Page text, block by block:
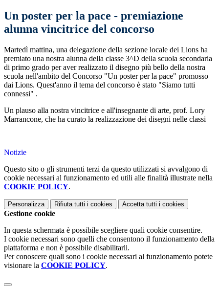
Un poster per la pace - premiazione
alunna vincitrice del concorso
Martedì mattina, una delegazione della sezione locale dei Lions ha
premiato una nostra alunna della classe 3^D della scuola secondaria
di primo grado per aver realizzato il disegno più bello della nostra
scuola nell'ambito del Concorso "Un poster per la pace" promosso
dai Lions. Quest'anno il tema del concorso è stato "Siamo tutti
connessi" .
Un plauso alla nostra vincitrice e all'insegnante di arte, prof. Lory
Marrancone, che ha curato la realizzazione dei disegni nelle classi
Notizie
Questo sito o gli strumenti terzi da questo utilizzati si avvalgono di
cookie necessari al funzionamento ed utili alle finalità illustrate nella
COOKIE POLICY.
Personalizza Rifiuta tutti i cookies Accetta tutti i cookies
Gestione cookie
In questa schermata è possibile scegliere quali cookie consentire.
I cookie necessari sono quelli che consentono il funzionamento della
piattaforma e non è possibile disabilitarli.
Per conoscere quali sono i cookie necessari al funzionamento potete
visionare la COOKIE POLICY.